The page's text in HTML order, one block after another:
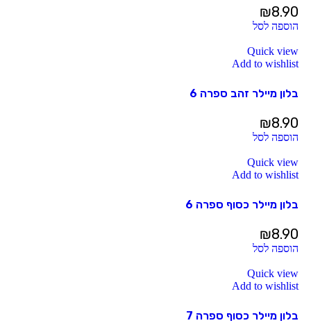
₪8.90
הוספה לסל
Quick view
Add to wishlist
בלון מיילר זהב ספרה 6
₪8.90
הוספה לסל
Quick view
Add to wishlist
בלון מיילר כסוף ספרה 6
₪8.90
הוספה לסל
Quick view
Add to wishlist
בלון מיילר כסוף ספרה 7